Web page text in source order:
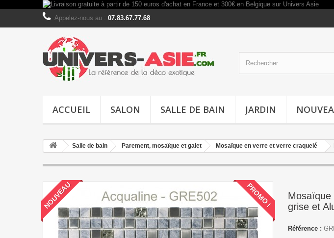
Appelez-nous au : 07.83.67.77.68
ACCUEIL SALON SALLE DE BAIN JARDIN
Salle de bain Parement, mosaïque et galet Mosaïque en verre et verre craquelé
NOUVEAU PROMO !
Mosaïque
grise et
Référence :